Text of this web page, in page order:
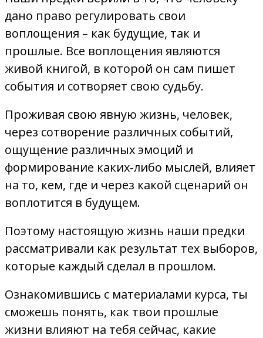
дано право регулировать свои
воплощения – как будущие, так и
прошлые. Все воплощения являются
живой книгой, в которой он сам пишет
события и сотворяет свою судьбу.
Проживая свою явную жизнь, человек,
через сотворение различных событий,
ощущение различных эмоций и
формирование каких-либо мыслей, влияет
на то, кем, где и через какой сценарий он
воплотится в будущем.
Поэтому настоящую жизнь наши предки
рассматривали как результат тех выборов,
которые каждый сделал в прошлом.
Ознакомившись с материалами курса, ты
сможешь понять, как твои прошлые
жизни влияют на тебя сейчас, какие